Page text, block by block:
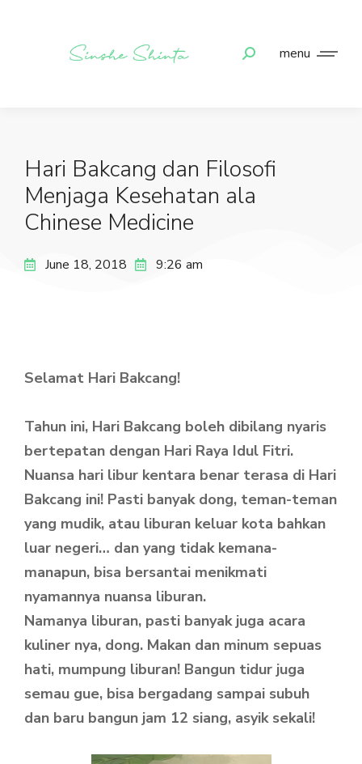
menu
Hari Bakcang dan Filosofi
Menjaga Kesehatan ala
Chinese Medicine
June 18, 2018 9:26 am
Selamat Hari Bakcang!
Tahun ini, Hari Bakcang boleh dibilang nyaris
bertepatan dengan Hari Raya Idul Fitri.
Nuansa hari libur kentara benar terasa di Hari
Bakcang ini! Pasti banyak dong, teman-teman
yang mudik, atau liburan keluar kota bahkan
luar negeri… dan yang tidak kemana-
manapun, bisa bersantai menikmati
nyamannya nuansa liburan.
Namanya liburan, pasti banyak juga acara
kuliner nya, dong. Makan dan minum sepuas
hati, mumpung liburan! Bangun tidur juga
semau gue, bisa bergadang sampai subuh
dan baru bangun jam 12 siang, asyik sekali!